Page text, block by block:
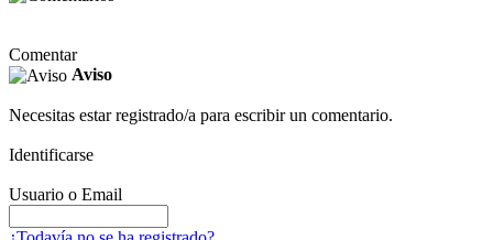
Comentar
Aviso
Necesitas estar registrado/a para escribir un comentario.
Identificarse
Usuario o Email